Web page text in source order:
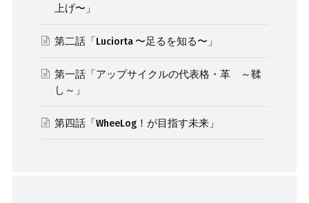
上げ〜」
第二話「Luciorta 〜足るを知る〜」
第一話「アップサイクルの代表格・革 ～鞣
し～」
第四話「WheeLog！が目指す未来」